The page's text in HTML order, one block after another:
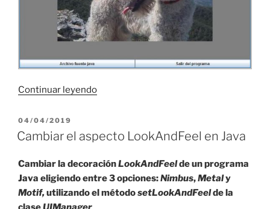
Continuar leyendo«Acciones
mostrar
desde
botones»
PUBLICADO
EL
04/04/2019
Cambiar el aspecto LookAndFeel en Java
Cambiar la decoraciónLookAndFeelde un programa
Java eligiendo entre 3 opciones:Nimbus,Metaly
Motif, utilizando el métodosetLookAndFeelde la